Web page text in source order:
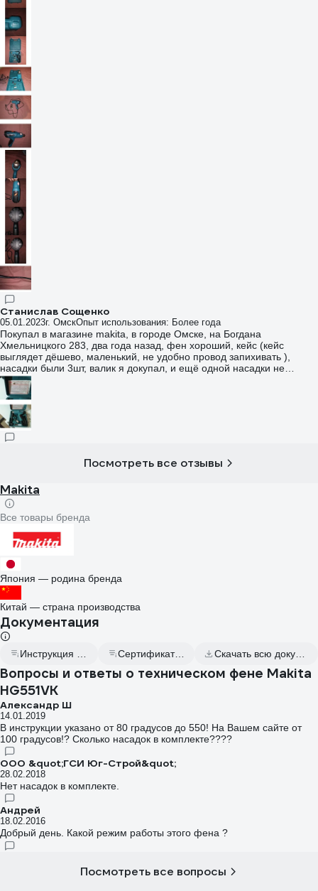
можно поставить для остывания, удобно, не занимает в этот
момент место где-либо ещё.
Станислав Сощенко
05.01.2023г. ОмскОпыт использования: Более года
Покупал в магазине makita, в городе Омске, на Богдана
Хмельницкого 283, два года назад, фен хороший, кейс (кейс
выглядет дёшево, маленький, не удобно провод запихивать ),
насадки были 3шт, валик я докупал, и ещё одной насадки не
хватает, докуплю потом, брал за 6тр примерно, продавец сказал
нельзя ронять его, там керамика, и их не ремонтируют , проще
потом новый купить, хочу потом себе взять аккумуляторный фен
макита, по производительности конечно не сетевой но за то
мобильный, замок в машине отогреть и т д
Посмотреть все отзывы
Makita
Все товары бренда
Япония — родина бренда
Китай — страна производства
Документация
Сертификат дилера
Вопросы и ответы о техническом фене Makita
HG551VK
Александр Ш
14.01.2019
В инструкции указано от 80 градусов до 550! На Вашем сайте от
100 градусов!? Сколько насадок в комплекте????
ООО &quot;ГСИ Юг-Строй&quot;
28.02.2018
Нет насадок в комплекте.
Андрей
18.02.2016
Добрый день. Какой режим работы этого фена ?
Посмотреть все вопросы